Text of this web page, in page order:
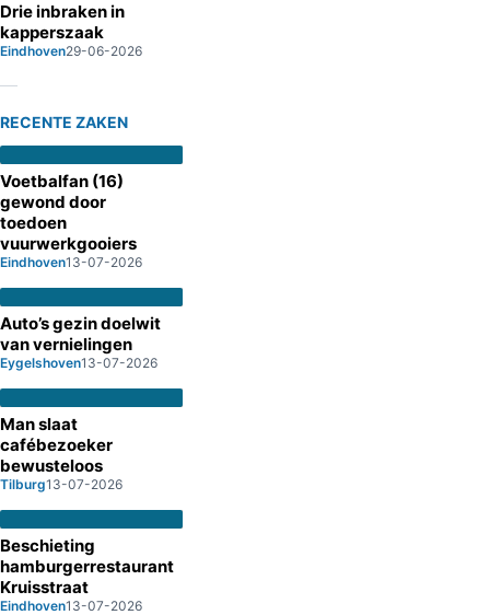
Drie inbraken in
kapperszaak
Eindhoven29-06-2026
RECENTE ZAKEN
Voetbalfan (16)
gewond door
toedoen
vuurwerkgooiers
Eindhoven13-07-2026
Auto’s gezin doelwit
van vernielingen
Eygelshoven13-07-2026
Man slaat
cafébezoeker
bewusteloos
Tilburg13-07-2026
Beschieting
hamburgerrestaurant
Kruisstraat
Eindhoven13-07-2026